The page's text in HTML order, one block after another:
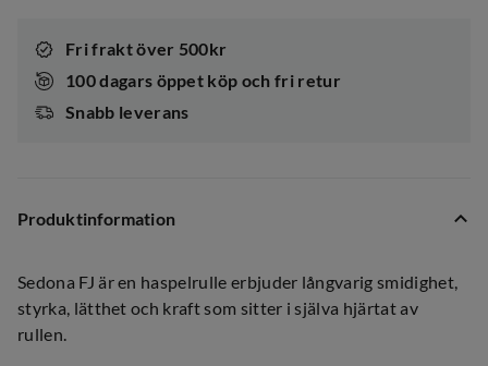
Fri frakt över 500kr
100 dagars öppet köp och fri retur
Snabb leverans
Produktinformation
Sedona FJ är en haspelrulle erbjuder långvarig smidighet,
styrka, lätthet och kraft som sitter i själva hjärtat av
rullen.